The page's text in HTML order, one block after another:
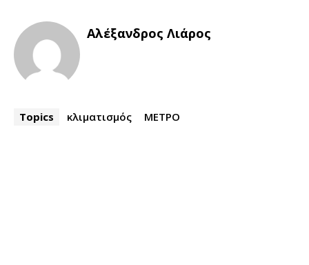
Αλέξανδρος Λιάρος
Topics κλιματισμός ΜΕΤΡΟ